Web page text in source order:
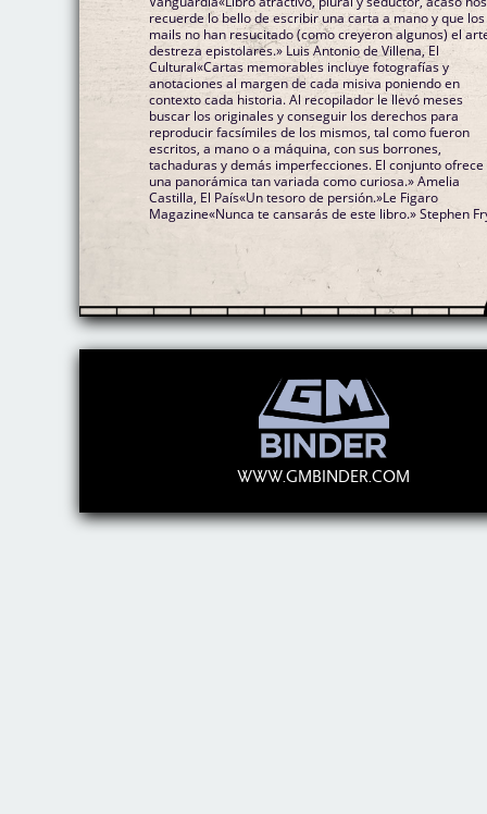
recuerde lo bello de escribir una carta a mano y que
mails no han resucitado (como creyeron algunos) el
destreza epistolares.» Luis Antonio de Villena, El
Cultural«Cartas memorables incluye fotografías y
anotaciones al margen de cada misiva poniendo en
contexto cada historia. Al recopilador le llevó meses
buscar los originales y conseguir los derechos para
reproducir facsímiles de los mismos, tal como fueron
escritos, a mano o a máquina, con sus borrones,
tachaduras y demás imperfecciones. El conjunto ofrece
una panorámica tan variada como curiosa.» Amelia
Castilla, El País«Un tesoro de persión.»Le Figaro
Magazine«Nunca te cansarás de este libro.»
WWW.GMBINDER.COM